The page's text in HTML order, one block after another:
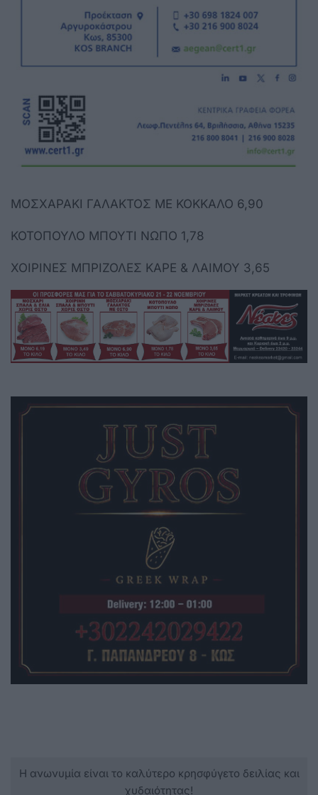
ΜΟΣΧΑΡΑΚΙ ΓΑΛΑΚΤΟΣ ΜΕ ΚΟΚΚΑΛΟ 6,90
ΚΟΤΟΠΟΥΛΟ ΜΠΟΥΤΙ ΝΩΠΟ 1,78
ΧΟΙΡΙΝΕΣ ΜΠΡΙΖΟΛΕΣ ΚΑΡΕ & ΛΑΙΜΟΥ 3,65
Η ανωνυμία είναι το καλύτερο κρησφύγετο δειλίας και
χυδαιότητας!